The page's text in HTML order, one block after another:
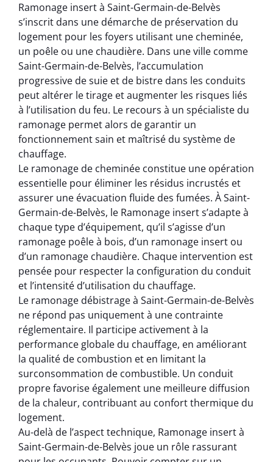
Ramonage insert à Saint-Germain-de-Belvès
s’inscrit dans une démarche de préservation du
logement pour les foyers utilisant une cheminée,
un poêle ou une chaudière. Dans une ville comme
Saint-Germain-de-Belvès, l’accumulation
progressive de suie et de bistre dans les conduits
peut altérer le tirage et augmenter les risques liés
à l’utilisation du feu. Le recours à un spécialiste du
ramonage permet alors de garantir un
fonctionnement sain et maîtrisé du système de
chauffage.
Le ramonage de cheminée constitue une opération
essentielle pour éliminer les résidus incrustés et
assurer une évacuation fluide des fumées. À Saint-
Germain-de-Belvès, le Ramonage insert s’adapte à
chaque type d’équipement, qu’il s’agisse d’un
ramonage poêle à bois, d’un ramonage insert ou
d’un ramonage chaudière. Chaque intervention est
pensée pour respecter la configuration du conduit
et l’intensité d’utilisation du chauffage.
Le ramonage débistrage à Saint-Germain-de-Belvès
ne répond pas uniquement à une contrainte
réglementaire. Il participe activement à la
performance globale du chauffage, en améliorant
la qualité de combustion et en limitant la
surconsommation de combustible. Un conduit
propre favorise également une meilleure diffusion
de la chaleur, contribuant au confort thermique du
logement.
Au-delà de l’aspect technique, Ramonage insert à
Saint-Germain-de-Belvès joue un rôle rassurant